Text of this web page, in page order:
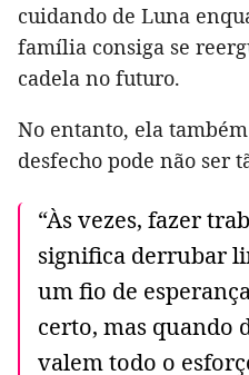
cuidando de Luna
família consiga se
cadela no futuro.
No entanto, ela
desfecho pode não ser
“Às vezes, fazer
significa derrubar
um fio de
certo, mas quando
valem todo o